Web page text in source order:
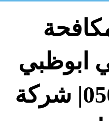
ابوظبي
|0507036261| شركة